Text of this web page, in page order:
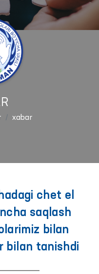
xabar
chet el
saqlash
bilan
bilan tanishdi